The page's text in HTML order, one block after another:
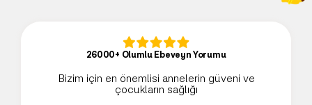
26000+ Olumlu Ebeveyn Yorumu
Bizim için en önemlisi annelerin güveni ve
çocukların sağlığı